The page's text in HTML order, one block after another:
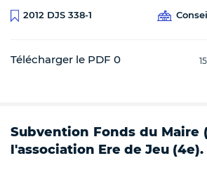
2012 DJS 338-1
Télécharger le PDF 0
Subvention Fonds du Maire
l'association Ere de Jeu (4e).